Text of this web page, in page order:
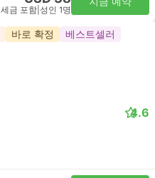
세금 포함 성인 1명
바로 확정 베스트셀러
4.6